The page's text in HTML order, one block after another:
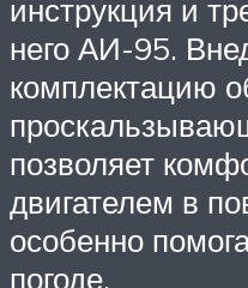
инструкция и
него АИ-95.
комплектацию
позволяет
двигателем в
особенно
погоде.